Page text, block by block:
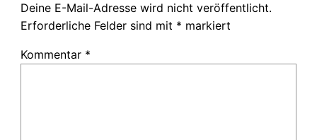
Deine E-Mail-Adresse wird nicht veröffentlicht.
Erforderliche Felder sind mit * markiert
Kommentar *